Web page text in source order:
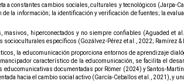
a constantes cambios sociales, culturales y tecnológicos
la información; la identificación y verificación de fuentes; la
hiperconectados y no siempre confiables (Aguaded
socioculturales específicos (Gozálvez-Pérez et al., 2022; Ramírez &
la educomunicación proporciona entornos de aprendizaje
característico de la educomunicación, se facilita el
documentadas por Römer (2024) y Santos-
hacia el cambio social activo (García-Ceballos et al., 2021), y